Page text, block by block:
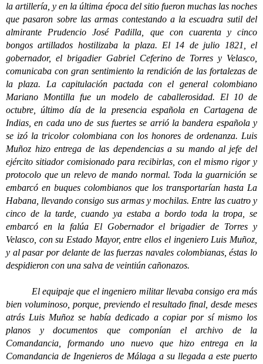
la artillería, y en la última época del sitio fueron muchas las noches
que pasaron sobre las armas contestando a la escuadra sutil del
almirante Prudencio José Padilla, que con cuarenta y cinco
bongos artillados hostilizaba la plaza. El 14 de julio 1821, el
gobernador, el brigadier Gabriel Ceferino de Torres y Velasco,
comunicaba con gran sentimiento la rendición de las fortalezas de
la plaza. La capitulación pactada con el general colombiano
Mariano Montilla fue un modelo de caballerosidad. El 10 de
octubre, último día de la presencia española en Cartagena de
Indias, en cada uno de sus fuertes se arrió la bandera española y
se izó la tricolor colombiana con los honores de ordenanza. Luis
Muñoz hizo entrega de las dependencias a su mando al jefe del
ejército sitiador comisionado para recibirlas, con el mismo rigor y
protocolo que un relevo de mando normal. Toda la guarnición se
embarcó en buques colombianos que los transportarían hasta La
Habana, llevando consigo sus armas y mochilas. Entre las cuatro y
cinco de la tarde, cuando ya estaba a bordo toda la tropa, se
embarcó en la falúa El Gobernador el brigadier de Torres y
Velasco, con su Estado Mayor, entre ellos el ingeniero Luis Muñoz,
y al pasar por delante de las fuerzas navales colombianas, éstas lo
despidieron con una salva de veintiún cañonazos.
El equipaje que el ingeniero militar llevaba consigo era más
bien voluminoso, porque, previendo el resultado final, desde meses
atrás Luis Muñoz se había dedicado a copiar por sí mismo los
planos y documentos que componían el archivo de la
Comandancia, formando uno nuevo que hizo entrega en la
Comandancia de Ingenieros de Málaga a su llegada a este puerto